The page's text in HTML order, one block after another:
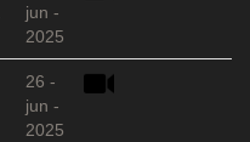
jun -
2025
26 -
jun -
2025